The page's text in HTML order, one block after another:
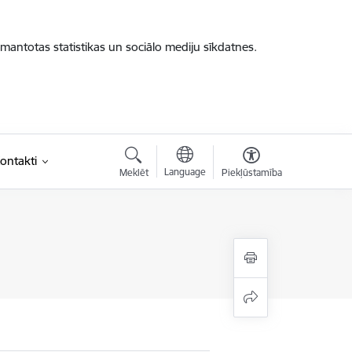
statistikas un sociālo mediju sīkdatnes.
Meklēt Language Piekļūstamība